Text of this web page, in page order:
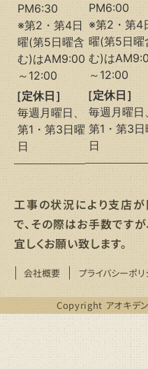
PM6:30
※第2・第4日
曜(第5日曜含
む)はAM9:00
～12:00
［定休日］
毎週月曜日、
第1・第3日曜
日
PM6:00
※第2・第4
曜(第5日曜
む)は
～12:00
［定休日］
毎週月曜日、
第1・第3日
日
工事の状況により支店
で、その際はお手数です
宜しくお願い致します。
会社概要 プライバシーポリ
Copyright アオキデ